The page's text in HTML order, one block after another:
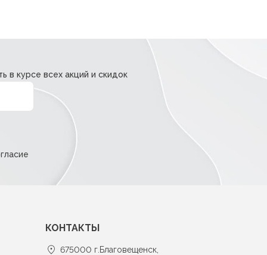
в курсе всех акций и скидок
КОНТАКТЫ
675000 г.Благовещенск,